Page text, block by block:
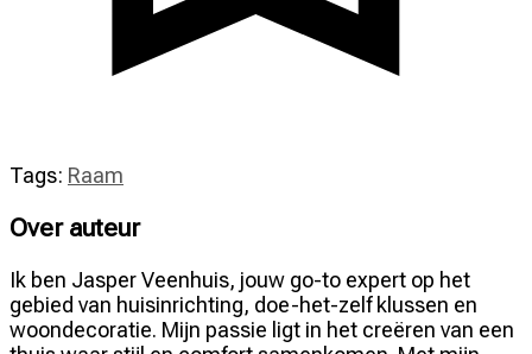
Tags: Raam
Over auteur
Ik ben Jasper Veenhuis, jouw go-to expert op het
gebied van huisinrichting, doe-het-zelf klussen en
woondecoratie. Mijn passie ligt in het creëren van een